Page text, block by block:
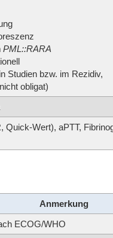
PML::RARA
Studien bzw. im Rezidiv,
obligat)
Quick-Wert), aPTT,
Anmerkung
ECOG/WHO